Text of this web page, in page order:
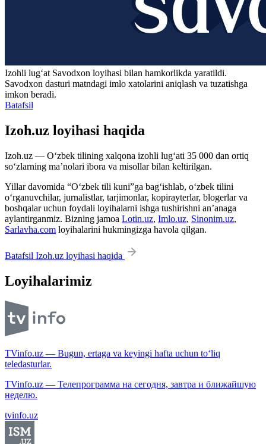
Izohli lugʻat Savodxon loyihasi bilan hamkorlikda yaratildi.
Savodxon dasturi matndagi imlo xatolarini aniqlash va tuzatishga
imkon beradi.
Batafsil
Izoh.uz loyihasi haqida
Izoh.uz — O‘zbek tilining xalqona izohli lug‘ati 35 000 dan ortiq
so‘zlarning ma’nolari ibora va misollar bilan keltirilgan.
Yillar davomida “O‘zbek tili kuni”ga bag‘ishlab, o‘zbek tilini
o‘rganuvchilar, jurnalistlar, tarjimonlar, kopirayterlar, blogerlar va
boshqalar uchun foydali loyihalarni ishga tushirishni an’anaga
aylantirganmiz. Bizning jamoa Lotin.uz, Imlo.uz, Sinonim.uz,
Sarlavha.com loyihalarini hukmingizga havola qilgan.
Batafsil Izoh.uz loyihasi haqida
Loyihalarimiz
TVinfo.uz — Bugun, ertaga va keyingi hafta uchun to‘liq
teledasturlar.
TVinfo.uz — Телепрограмма на сегодня, завтра и ближайшую
неделю.
tvinfo.uz